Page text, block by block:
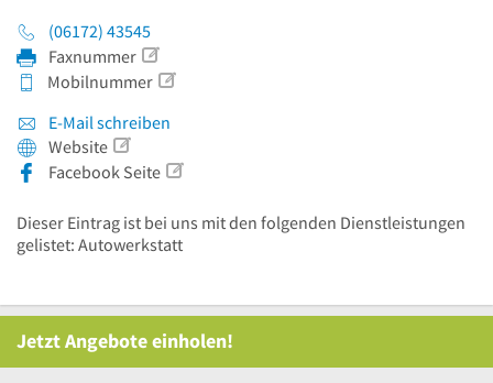
(06172) 43545
Faxnummer
Mobilnummer
E-Mail schreiben
Website
Facebook Seite
Dieser Eintrag ist bei uns mit den folgenden Dienstleistungen
gelistet: Autowerkstatt
Jetzt Angebote einholen!